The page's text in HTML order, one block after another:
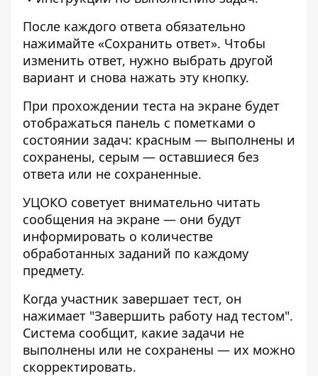
После каждого ответа обязательно
нажимайте «Сохранить ответ». Чтобы
изменить ответ, нужно выбрать другой
вариант и снова нажать эту кнопку.
При прохождении теста на экране будет
отображаться панель с пометками о
состоянии задач: красным — выполнены и
сохранены, серым — оставшиеся без
ответа или не сохраненные.
УЦОКО советует внимательно читать
сообщения на экране — они будут
информировать о количестве
обработанных заданий по каждому
предмету.
Когда участник завершает тест, он
нажимает "Завершить работу над тестом".
Система сообщит, какие задачи не
выполнены или не сохранены — их можно
скорректировать.